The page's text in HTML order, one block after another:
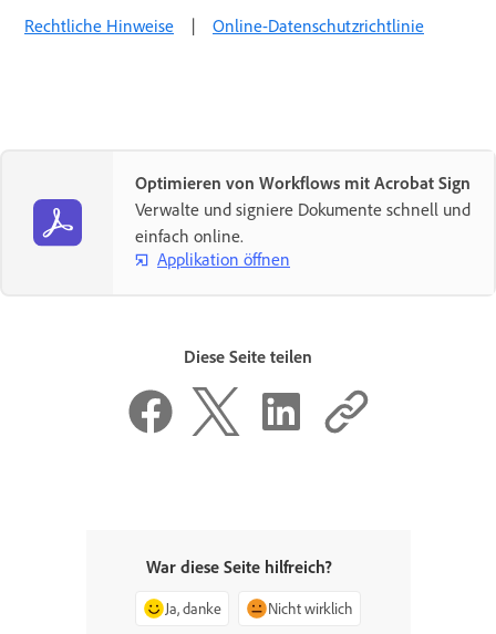
Rechtliche Hinweise | Online-Datenschutzrichtlinie
Optimieren von Workflows mit Acrobat Sign
Verwalte und signiere Dokumente schnell und
einfach online.
Applikation öffnen
Diese Seite teilen
War diese Seite hilfreich?
Ja, danke Nicht wirklich